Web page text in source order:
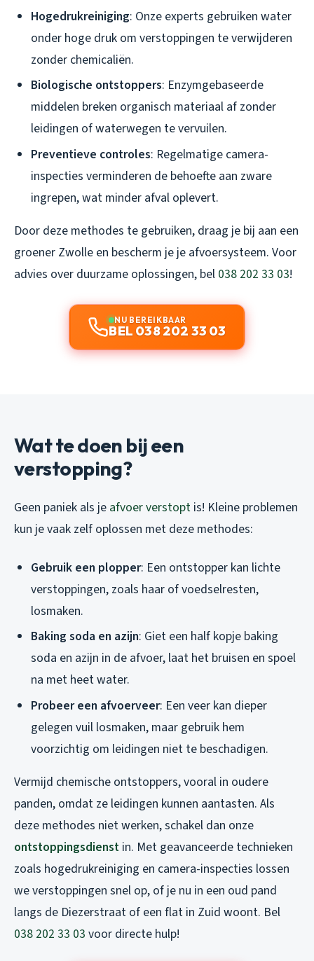
Hogedrukreiniging: Onze experts gebruiken water
onder hoge druk om verstoppingen te verwijderen
zonder chemicaliën.
Biologische ontstoppers: Enzymgebaseerde
middelen breken organisch materiaal af zonder
leidingen of waterwegen te vervuilen.
Preventieve controles: Regelmatige camera-
inspecties verminderen de behoefte aan zware
ingrepen, wat minder afval oplevert.
Door deze methodes te gebruiken, draag je bij aan een
groener Zwolle en bescherm je je afvoersysteem. Voor
advies over duurzame oplossingen, bel 038 202 33 03!
NU BEREIKBAAR
BEL 038 202 33 03
Wat te doen bij een
verstopping?
Geen paniek als je afvoer verstopt is! Kleine problemen
kun je vaak zelf oplossen met deze methodes:
Gebruik een plopper: Een ontstopper kan lichte
verstoppingen, zoals haar of voedselresten,
losmaken.
Baking soda en azijn: Giet een half kopje baking
soda en azijn in de afvoer, laat het bruisen en spoel
na met heet water.
Probeer een afvoerveer: Een veer kan dieper
gelegen vuil losmaken, maar gebruik hem
voorzichtig om leidingen niet te beschadigen.
Vermijd chemische ontstoppers, vooral in oudere
panden, omdat ze leidingen kunnen aantasten. Als
deze methodes niet werken, schakel dan onze
ontstoppingsdienst in. Met geavanceerde technieken
zoals hogedrukreiniging en camera-inspecties lossen
we verstoppingen snel op, of je nu in een oud pand
langs de Diezerstraat of een flat in Zuid woont. Bel
038 202 33 03 voor directe hulp!